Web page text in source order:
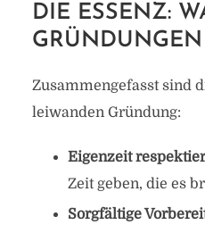
DIE ESSENZ:
Zusammengefasst sind
leiwanden Gründung:
Eigenzeit
Zeit geben, die es
Sorgfältige